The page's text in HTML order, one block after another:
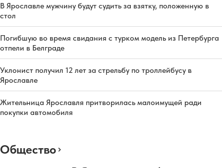
В Ярославле мужчину будут судить за взятку, положенную в
стол
Погибшую во время свидания с турком модель из Петербурга
отпели в Белграде
Уклонист получил 12 лет за стрельбу по троллейбусу в
Ярославле
Жительница Ярославля притворилась малоимущей ради
покупки автомобиля
Общество